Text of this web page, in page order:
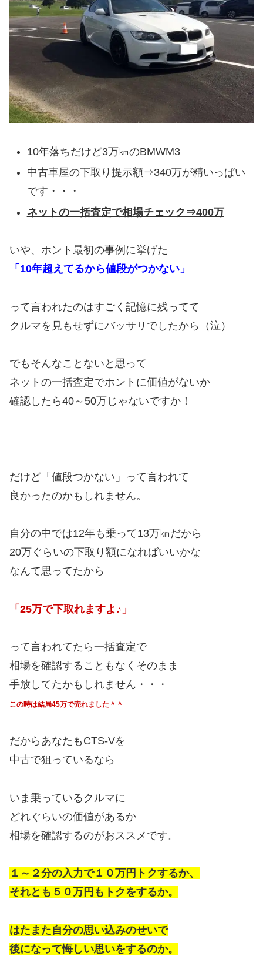
10年落ちだけど3万㎞のBMWM3
中古車屋の下取り提示額⇒340万が精いっぱい
です・・・
ネットの一括査定で相場チェック⇒400万
いや、ホント最初の事例に挙げた
「10年超えてるから値段がつかない」
って言われたのはすごく記憶に残ってて
クルマを見もせずにバッサリでしたから（泣）
でもそんなことないと思って
ネットの一括査定でホントに価値がないか
確認したら40～50万じゃないですか！
だけど「値段つかない」って言われて
良かったのかもしれません。
自分の中では12年も乗って13万㎞だから
20万ぐらいの下取り額になればいいかな
なんて思ってたから
「25万で下取れますよ♪」
って言われてたら一括査定で
相場を確認することもなくそのまま
手放してたかもしれません・・・
この時は結局45万で売れました＾＾
だからあなたもCTS-Vを
中古で狙っているなら
いま乗っているクルマに
どれぐらいの価値があるか
相場を確認するのがおススメです。
１～２分の入力で１０万円トクするか、
それとも５０万円もトクをするか。
はたまた自分の思い込みのせいで
後になって悔しい思いをするのか。